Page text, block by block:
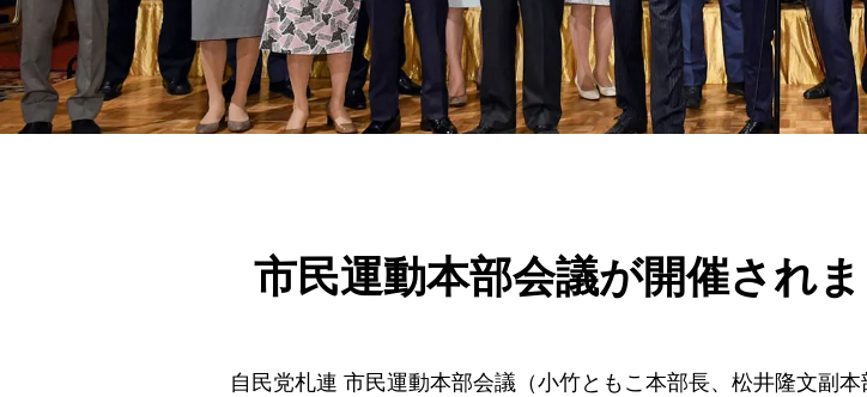
市民運動本部会議が開催され
自民党札連 市民運動本部会議（小竹ともこ本部長、松井隆文副